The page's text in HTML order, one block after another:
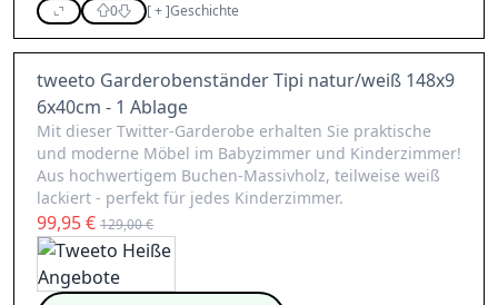
0 [+]Geschichte
tweeto Garderobenständer Tipi natur/weiß 148x9
6x40cm - 1 Ablage
Mit dieser Twitter-Garderobe erhalten Sie praktische
und moderne Möbel im Babyzimmer und Kinderzimmer!
Aus hochwertigem Buchen-Massivholz, teilweise weiß
lackiert - perfekt für jedes Kinderzimmer.
99,95 € 129,00 €